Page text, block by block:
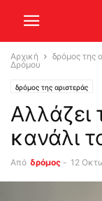
Αρχική δρόμος της
Δρόμου
δρόμος της αριστεράς
Αλλάζει
κανάλι
Από δρόμος - 12